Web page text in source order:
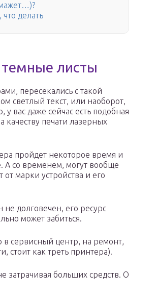
делать
листы
пересекались с такой
светлый текст, или наоборот,
вас даже сейчас есть подобная
качеству печати лазерных
пройдет некоторое время и
А со временем, могут вообще
от марки устройства и его
не долговечен, его ресурс
может забиться.
в сервисный центр, на ремонт,
стоит как треть принтера).
затрачивая больших средств. О